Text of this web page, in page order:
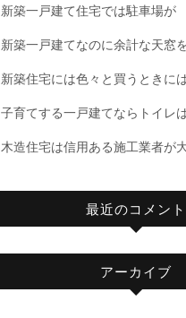
新築一戸建て住宅では駐車場が
新築一戸建てなのに余計な天窓
新築住宅には色々と買うときに
子育てする一戸建てならトイレ
木造住宅は信用ある施工業者が
最近のコメント
アーカイブ